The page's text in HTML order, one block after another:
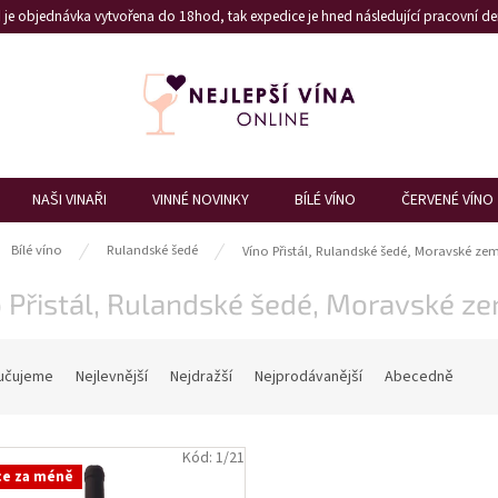
objednávka vytvořena do 18hod, tak expedice je hned následující pracovní
NAŠI VINAŘI VINNÉ NOVINKY BÍLÉ VÍNO ČERVENÉ VÍNO
Bílé víno Rulandské šedé Víno Přistál, Rulandské šedé, Moravské
Přistál, Rulandské šedé, Moravské
Nejlevnější Nejdražší Nejprodávanější Abecedně
za méně
Kód: 1/21